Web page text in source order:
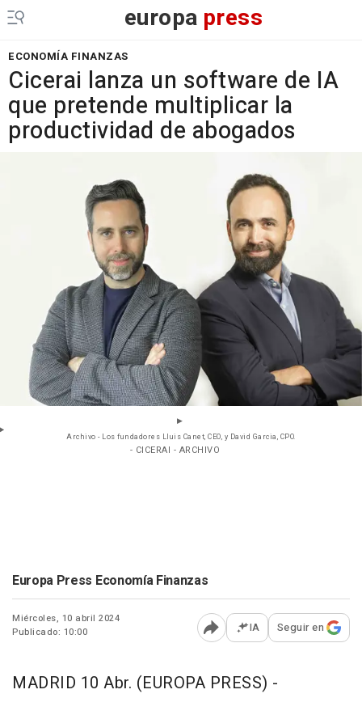
europa press
ECONOMÍA FINANZAS
Cicerai lanza un software de IA
que pretende multiplicar la
productividad de abogados
Archivo - Los fundadores Lluis Canet, CEO, y David Garcia, CPO.
- CICERAI - ARCHIVO
Europa Press Economía Finanzas
Miércoles, 10 abril 2024
Publicado: 10:00
Abrir opciones para
IA Seguir en
MADRID 10 Abr. (EUROPA PRESS) -